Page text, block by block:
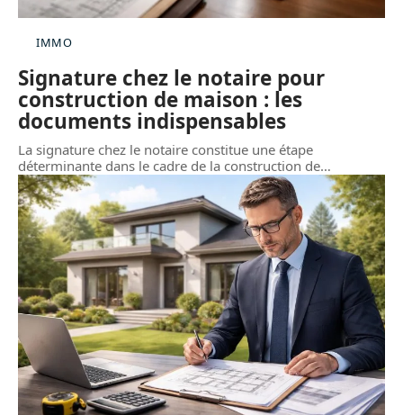
IMMO
Signature chez le notaire pour
construction de maison : les
documents indispensables
La signature chez le notaire constitue une étape
déterminante dans le cadre de la construction de…